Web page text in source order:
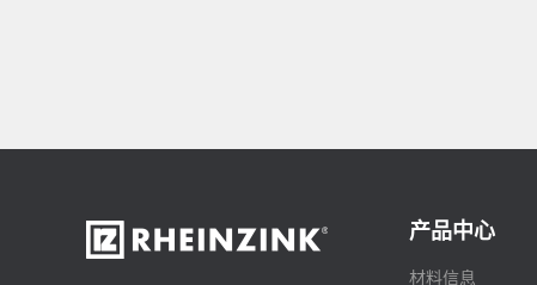
产品中心
材料信息